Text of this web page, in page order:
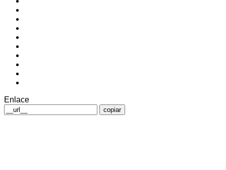
Enlace
copiar